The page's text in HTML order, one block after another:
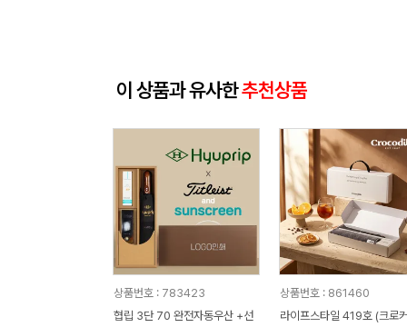
이 상품과 유사한추천상품
상품번호 : 783423
협립 3단 70 완전자동우산 +선
상품번호 : 861460
라이프스타일 419호 (크로